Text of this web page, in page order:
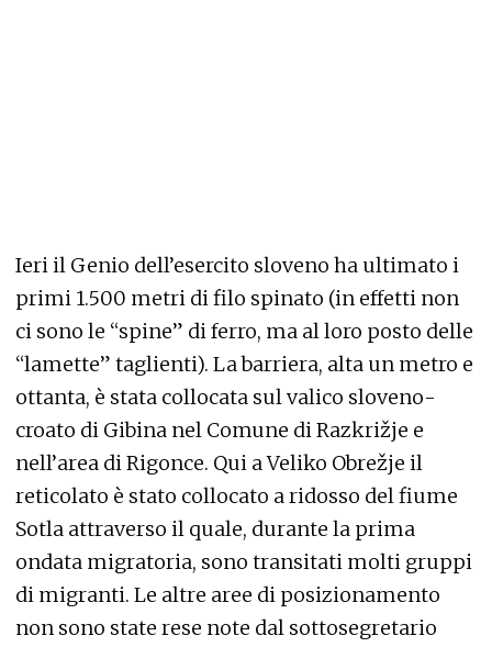
Ieri il Genio dell’esercito sloveno ha ultimato i
primi 1.500 metri di filo spinato (in effetti non
ci sono le “spine” di ferro, ma al loro posto delle
“lamette” taglienti). La barriera, alta un metro e
ottanta, è stata collocata sul valico sloveno-
croato di Gibina nel Comune di Razkrižje e
nell’area di Rigonce. Qui a Veliko Obrežje il
reticolato è stato collocato a ridosso del fiume
Sotla attraverso il quale, durante la prima
ondata migratoria, sono transitati molti gruppi
di migranti. Le altre aree di posizionamento
non sono state rese note dal sottosegretario